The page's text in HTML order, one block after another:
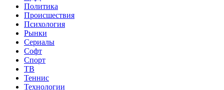
Политика
Происшествия
Психология
Рынки
Сериалы
Софт
Спорт
ТВ
Теннис
Технологии